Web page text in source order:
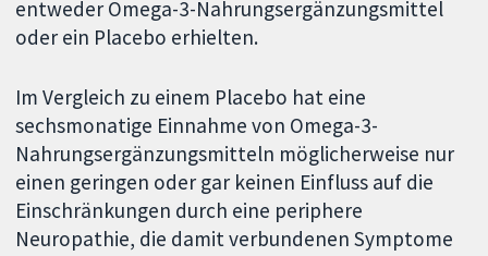
entweder Omega-3-Nahrungsergänzungsmittel
oder ein Placebo erhielten.
Im Vergleich zu einem Placebo hat eine
sechsmonatige Einnahme von Omega-3-
Nahrungsergänzungsmitteln möglicherweise nur
einen geringen oder gar keinen Einfluss auf die
Einschränkungen durch eine periphere
Neuropathie, die damit verbundenen Symptome